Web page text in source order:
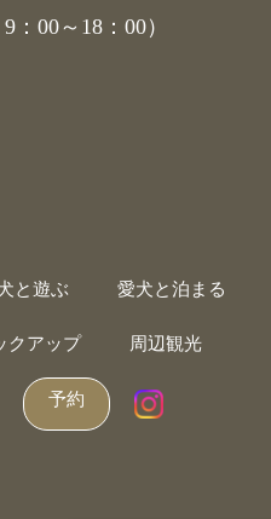
00～18：00）
と遊ぶ 愛犬と泊まる
クアップ 周辺観光
予約